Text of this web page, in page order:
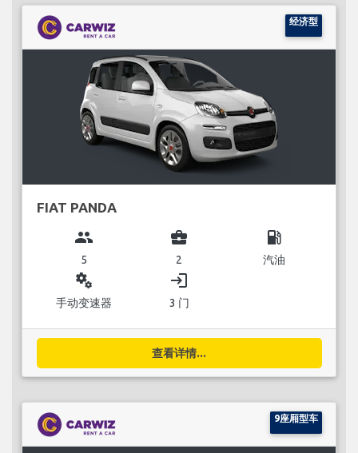
经济型
FIAT PANDA
group
5
business_center
2
local_gas_station
汽油
miscellaneous_services
手动变速器
login
3 门
查看详情...
9座厢型车